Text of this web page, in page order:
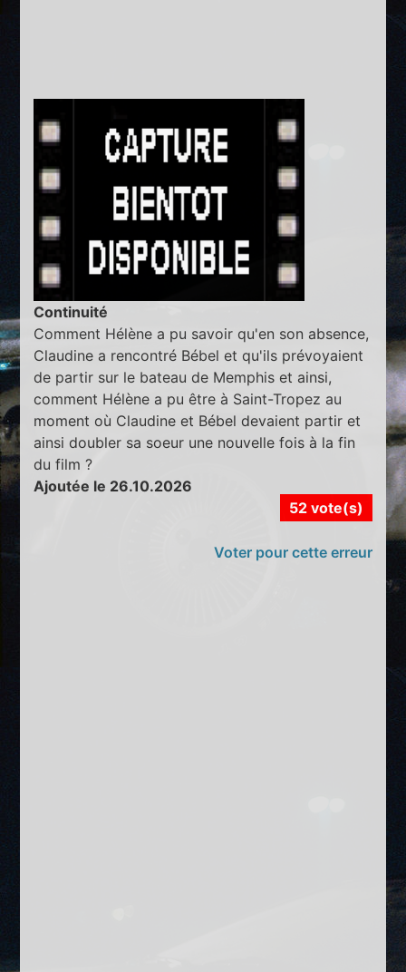
Continuité
Comment Hélène a pu savoir qu'en son absence,
Claudine a rencontré Bébel et qu'ils prévoyaient
de partir sur le bateau de Memphis et ainsi,
comment Hélène a pu être à Saint-Tropez au
moment où Claudine et Bébel devaient partir et
ainsi doubler sa soeur une nouvelle fois à la fin
du film ?
Ajoutée le 26.10.2026
52 vote(s)
Voter pour cette erreur